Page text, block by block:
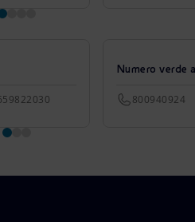
Numero verde
800940924